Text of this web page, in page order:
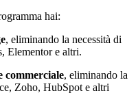
hai:
, eliminando la necessità di
Elementor e altri.
commerciale, eliminando la
Zoho, HubSpot e altri